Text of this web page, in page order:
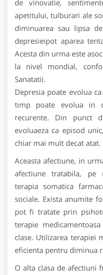
de vinovatie,
apetitului, tulburari ale
diminuarea sau lipsa
depresieipot aparea
Acesta din urma este
la nivel mondial,
Sanatatii.
Depresia poate evolua
timp poate evolua in
recurente. Din punct
evoluaeza ca episod
chiar mai mult decat atat.
Aceasta afectiune, in
afectiune tratabila, pe
terapia somatica
sociale. Exista anumite
pot fi tratate prin
terapie
clase. Utilizarea terapiei
eficienta pentru diminua
O alta clasa de afectiuni